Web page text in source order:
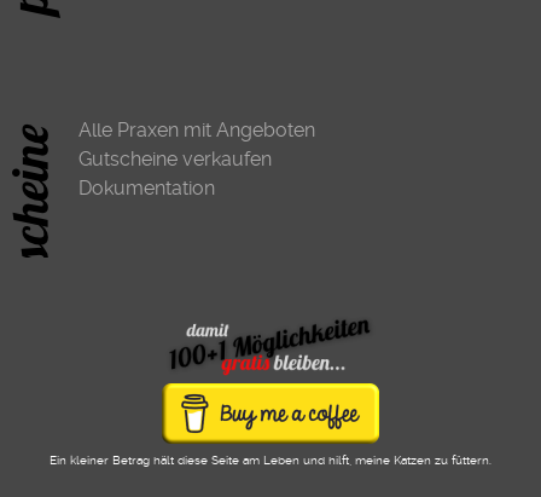
Alle Praxen mit Angeboten
Gutscheine verkaufen
Dokumentation
Ein kleiner Betrag hält diese Seite am Leben und hilft, meine Katzen zu füttern.